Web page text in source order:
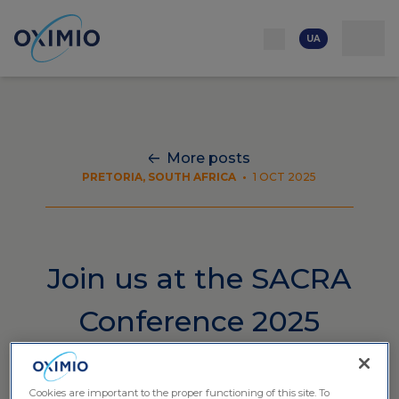
Бібліотека
UA
More posts
PRETORIA, SOUTH AFRICA • 1 OCT 2025
Join us at the SACRA
Conference 2025
Cookies are important to the proper functioning of this site. To